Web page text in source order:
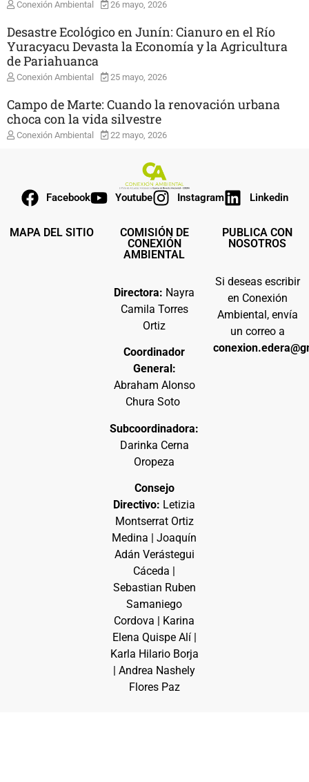
Conexión Ambiental 26 mayo, 2026
Desastre Ecológico en Junín: Cianuro en el Río
Yuracyacu Devasta la Economía y la Agricultura
de Pariahuanca
Conexión Ambiental 25 mayo, 2026
Campo de Marte: Cuando la renovación urbana
choca con la vida silvestre
Conexión Ambiental 22 mayo, 2026
Facebook Youtube Instagram Linkedin
MAPA DEL SITIO
COMISIÓN DE
CONEXIÓN
AMBIENTAL
Directora: Nayra
Camila Torres
Ortiz
Coordinador
General:
Abraham Alonso
Chura Soto
Subcoordinadora:
Darinka Cerna
Oropeza
Consejo
Directivo: Letizia
Montserrat Ortiz
Medina | Joaquín
Adán Verástegui
Cáceda |
Sebastian Ruben
Samaniego
Cordova | Karina
Elena Quispe Alí |
Karla Hilario Borja
| Andrea Nashely
Flores Paz
PUBLICA CON
NOSOTROS
Si deseas escribir
en Conexión
Ambiental, envía
un correo a